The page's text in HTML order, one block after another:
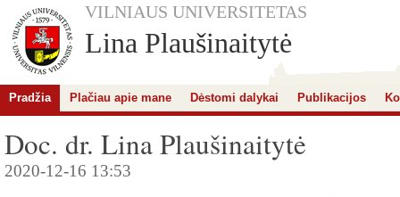
VILNIAUS UNIVERSITETAS
Lina Plaušinaitytė
Pradžia Plačiau apie mane Dėstomi dalykai Publikacijos
Doc. dr. Lina Plaušinaitytė
2020-12-16 13:53